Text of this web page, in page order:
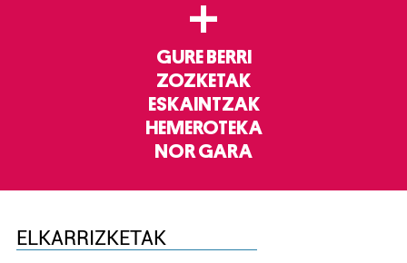
+
GURE BERRI
ZOZKETAK
ESKAINTZAK
HEMEROTEKA
NOR GARA
ELKARRIZKETAK